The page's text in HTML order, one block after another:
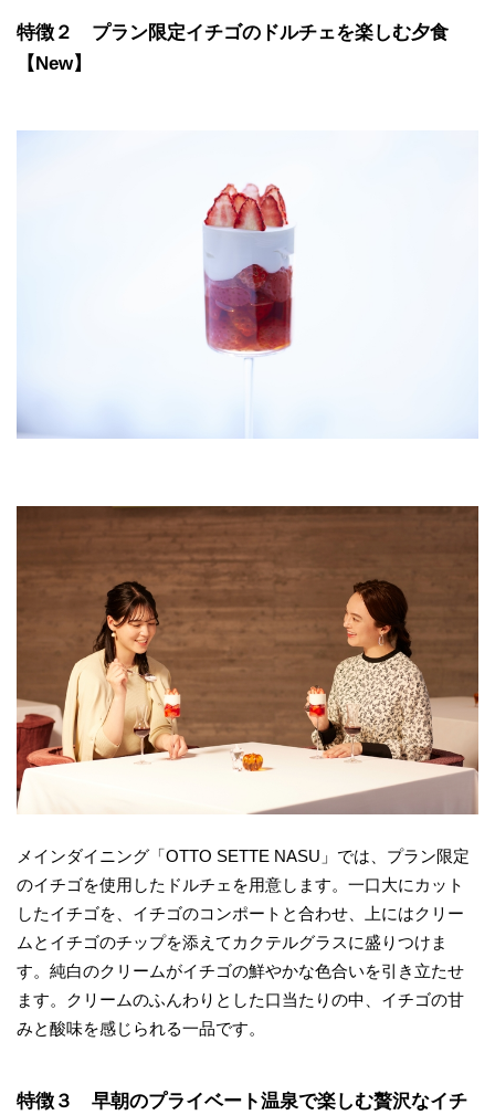
特徴２ プラン限定イチゴのドルチェを楽しむ夕食
【New】
メインダイニング「OTTO SETTE NASU」では、プラン限定
のイチゴを使用したドルチェを用意します。一口大にカット
したイチゴを、イチゴのコンポートと合わせ、上にはクリー
ムとイチゴのチップを添えてカクテルグラスに盛りつけま
す。純白のクリームがイチゴの鮮やかな色合いを引き立たせ
ます。クリームのふんわりとした口当たりの中、イチゴの甘
みと酸味を感じられる一品です。
特徴３ 早朝のプライベート温泉で楽しむ贅沢なイチ